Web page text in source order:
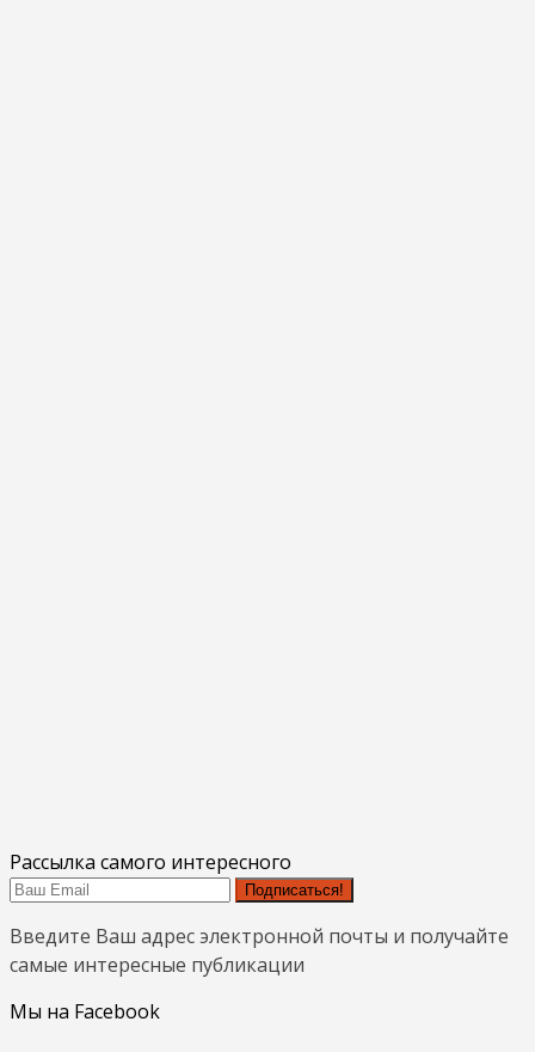
Рассылка самого интересного
Подписаться!
Введите Ваш адрес электронной почты и получайте
самые интересные публикации
Мы на Facebook